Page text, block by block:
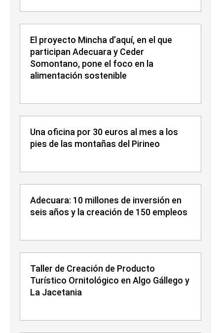
El proyecto Mincha d’aquí, en el que
participan Adecuara y Ceder
Somontano, pone el foco en la
alimentación sostenible
Una oficina por 30 euros al mes a los
pies de las montañas del Pirineo
Adecuara: 10 millones de inversión en
seis años y la creación de 150 empleos
Taller de Creación de Producto
Turístico Ornitológico en Algo Gállego y
La Jacetania